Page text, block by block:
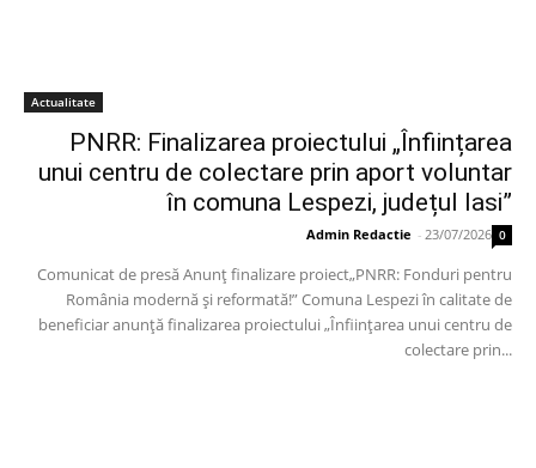
Actualitate
PNRR: Finalizarea proiectului „Înființarea
unui centru de colectare prin aport voluntar
în comuna Lespezi, județul Iasi”
Admin Redactie - 23/07/2026 0
Comunicat de presă Anunț finalizare proiect„PNRR: Fonduri pentru
România modernă și reformată!” Comuna Lespezi în calitate de
beneficiar anunță finalizarea proiectului „Înființarea unui centru de
colectare prin...